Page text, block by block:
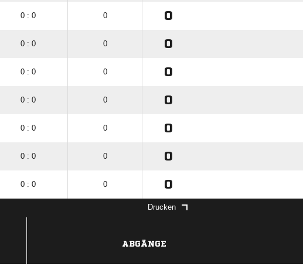
0 : 0 0 0
0 : 0 0 0
0 : 0 0 0
0 : 0 0 0
0 : 0 0 0
0 : 0 0 0
0 : 0 0 0
Drucken
ABGÄNGE